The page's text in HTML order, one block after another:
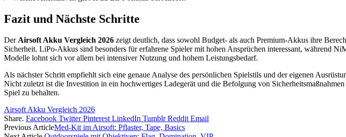
Fazit und Nächste Schritte
Der Airsoft Akku Vergleich 2026 zeigt deutlich, dass sowohl Budget- als auch Premium-Akkus ihre
Sicherheit. LiPo-Akkus sind besonders für erfahrene Spieler mit hohen Ansprüchen interessant, während
Modelle lohnt sich vor allem bei intensiver Nutzung und hohem Leistungsbedarf.
Als nächster Schritt empfiehlt sich eine genaue Analyse des persönlichen Spielstils und der eigenen
Nicht zuletzt ist die Investition in ein hochwertiges Ladegerät und die Befolgung von
Spiel zu behalten.
Airsoft Akku Vergleich 2026
Share. Facebook Twitter Pinterest LinkedIn Tumblr Reddit Email
Previous ArticleMed-Kit im Airsoft: Pflaster, Tape, Basics